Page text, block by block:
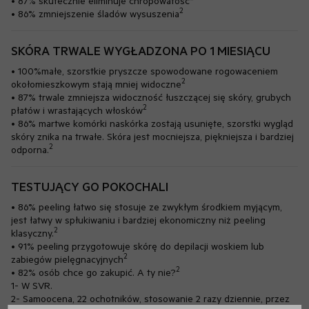
• 86% zmniejszenie śladów wysuszenia2
SKÓRA TRWALE WYGŁADZONA PO 1 MIESIĄCU
• 100%małe, szorstkie pryszcze spowodowane rogowaceniem
okołomieszkowym stają mniej widoczne2
• 87% trwale zmniejsza widoczność łuszczącej się skóry, grubych
płatów i wrastających włosków2
• 86% martwe komórki naskórka zostają usunięte, szorstki wygląd
skóry znika na trwałe. Skóra jest mocniejsza, piękniejsza i bardziej
odporna.2
TESTUJĄCY GO POKOCHALI
• 86% peeling łatwo się stosuje ze zwykłym środkiem myjącym,
jest łatwy w spłukiwaniu i bardziej ekonomiczny niż peeling
klasyczny.2
• 91% peeling przygotowuje skórę do depilacji woskiem lub
zabiegów pielęgnacyjnych2
• 82% osób chce go zakupić. A ty nie?2
1- W SVR.
2- Samoocena, 22 ochotników, stosowanie 2 razy dziennie, przez